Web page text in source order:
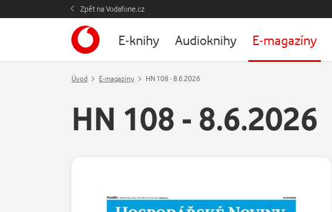
Zpět na Vodafone.cz
E-knihy Audioknihy E-magazíny
Úvod E-magazíny HN 108 - 8.6.2026
HN 108 - 8.6.2026